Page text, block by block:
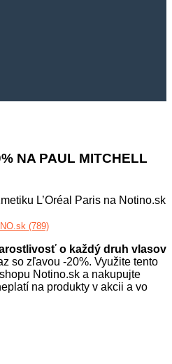
NA PAUL MITCHELL
(789)
o každý druh vlasov
so zľavou -20%. Využite tento
Notino.sk a nakupujte
na produkty v akcii a vo